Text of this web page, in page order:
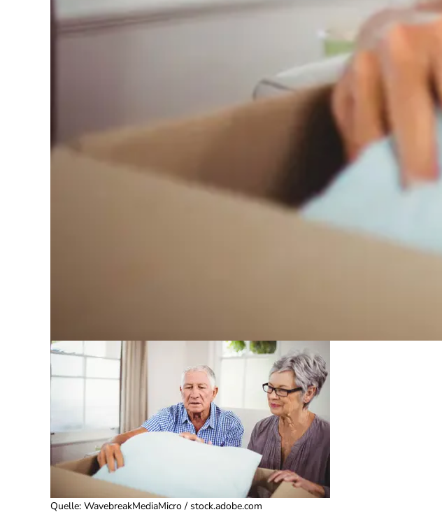
Quelle: WavebreakMediaMicro / stock.adobe.com